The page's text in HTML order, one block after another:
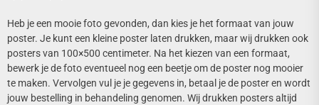
Heb je een mooie foto gevonden, dan kies je het formaat van jouw
poster. Je kunt een kleine poster laten drukken, maar wij drukken ook
posters van 100×500 centimeter. Na het kiezen van een formaat,
bewerk je de foto eventueel nog een beetje om de poster nog mooier
te maken. Vervolgen vul je je gegevens in, betaal je de poster en wordt
jouw bestelling in behandeling genomen. Wij drukken posters altijd